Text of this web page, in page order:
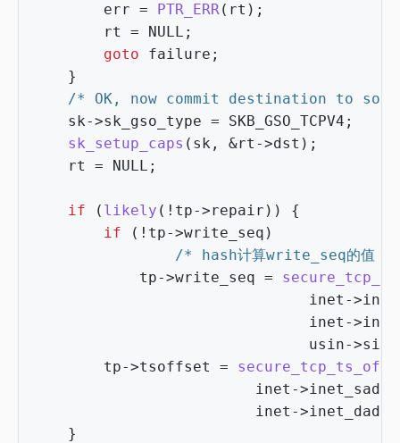
err = PTR_ERR ( rt );
rt
= NULL ;
goto
failure ;
}
/* OK, now commit destination to
sk->sk_gso_type = SKB_GSO_TCPV4 ;
sk_setup_caps ( sk , &rt ->dst );
rt
= NULL ;
if ( likely ( ! tp->repair ))
{
if
( ! tp->write_seq )
/* hash计算write_seq的值，与
tp->write_seq =
inet ->
inet ->
usin->
tp->tsoffset = secure_tcp_ts_off
inet ->inet_saddr
inet ->inet_daddr
}